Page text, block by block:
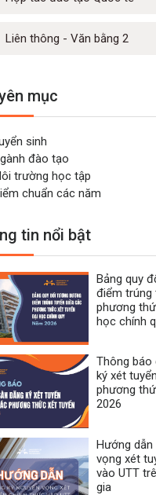
Liên thông - Văn bằng 2
mục
sinh
đào tạo
trường học tập
chuẩn các năm
tin nổi bật
Bảng quy
điểm trúng
phương
học chính
Thông báo
ký xét
phương
2026
Hướng dẫn
vọng xét
vào UTT
gia